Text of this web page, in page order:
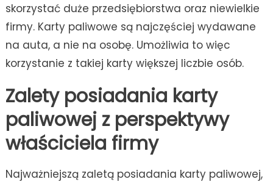
skorzystać duże przedsiębiorstwa oraz niewielkie
firmy. Karty paliwowe są najczęściej wydawane
na auta, a nie na osobę. Umożliwia to więc
korzystanie z takiej karty większej liczbie osób.
Zalety posiadania karty
paliwowej z perspektywy
właściciela firmy
Najważniejszą zaletą posiadania karty paliwowej,